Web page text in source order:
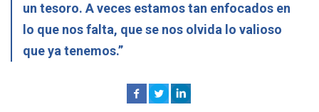
un tesoro. A veces estamos tan enfocados en
lo que nos falta, que se nos olvida lo valioso
que ya tenemos.”